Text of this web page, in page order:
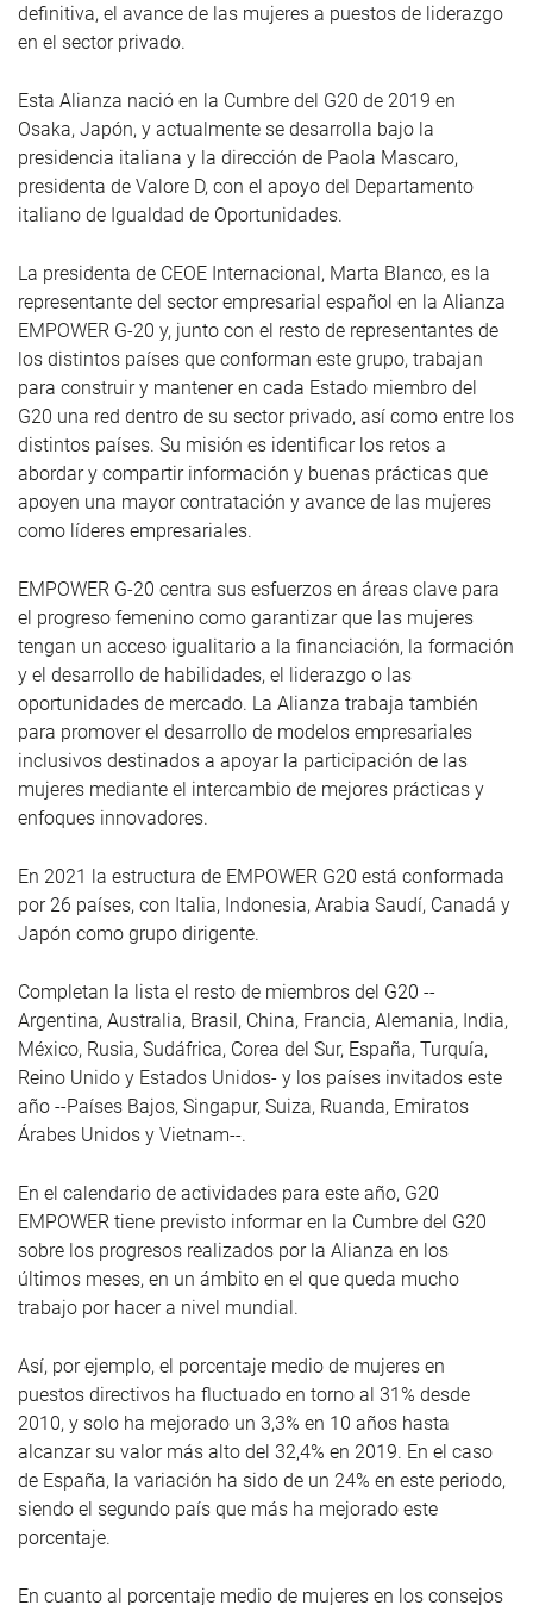
definitiva, el avance de las mujeres a puestos de liderazgo
en el sector privado.
Esta Alianza nació en la Cumbre del G20 de 2019 en
Osaka, Japón, y actualmente se desarrolla bajo la
presidencia italiana y la dirección de Paola Mascaro,
presidenta de Valore D, con el apoyo del Departamento
italiano de Igualdad de Oportunidades.
La presidenta de CEOE Internacional, Marta Blanco, es la
representante del sector empresarial español en la Alianza
EMPOWER G-20 y, junto con el resto de representantes de
los distintos países que conforman este grupo, trabajan
para construir y mantener en cada Estado miembro del
G20 una red dentro de su sector privado, así como entre los
distintos países. Su misión es identificar los retos a
abordar y compartir información y buenas prácticas que
apoyen una mayor contratación y avance de las mujeres
como líderes empresariales.
EMPOWER G-20 centra sus esfuerzos en áreas clave para
el progreso femenino como garantizar que las mujeres
tengan un acceso igualitario a la financiación, la formación
y el desarrollo de habilidades, el liderazgo o las
oportunidades de mercado. La Alianza trabaja también
para promover el desarrollo de modelos empresariales
inclusivos destinados a apoyar la participación de las
mujeres mediante el intercambio de mejores prácticas y
enfoques innovadores.
En 2021 la estructura de EMPOWER G20 está conformada
por 26 países, con Italia, Indonesia, Arabia Saudí, Canadá y
Japón como grupo dirigente.
Completan la lista el resto de miembros del G20 --
Argentina, Australia, Brasil, China, Francia, Alemania, India,
México, Rusia, Sudáfrica, Corea del Sur, España, Turquía,
Reino Unido y Estados Unidos- y los países invitados este
año --Países Bajos, Singapur, Suiza, Ruanda, Emiratos
Árabes Unidos y Vietnam--.
En el calendario de actividades para este año, G20
EMPOWER tiene previsto informar en la Cumbre del G20
sobre los progresos realizados por la Alianza en los
últimos meses, en un ámbito en el que queda mucho
trabajo por hacer a nivel mundial.
Así, por ejemplo, el porcentaje medio de mujeres en
puestos directivos ha fluctuado en torno al 31% desde
2010, y solo ha mejorado un 3,3% en 10 años hasta
alcanzar su valor más alto del 32,4% en 2019. En el caso
de España, la variación ha sido de un 24% en este periodo,
siendo el segundo país que más ha mejorado este
porcentaje.
En cuanto al porcentaje medio de mujeres en los consejos